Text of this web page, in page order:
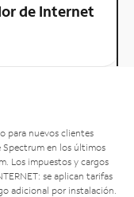
de Internet
para nuevos clientes
Spectrum en los últimos
Los impuestos y cargos
se aplican tarifas
adicional por instalación.